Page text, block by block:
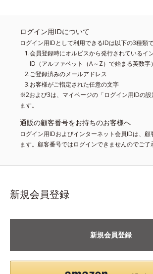
ログイン用IDについて
ログイン用IDとして利用できるIDは以下の3種類で
会員登録時にオルビスから発行されているイ
ID（アルファベット（A～Z）で始まる英数字）
ご登録済みのメールアドレス
お客様がご指定された任意の文字
※2および3は、マイページの「ログイン用IDの設
ます。
通販の顧客番号をお持ちのお客様へ
ログイン用IDおよびインターネット会員IDは、顧
ます。顧客番号ではログインできませんのでご了
新規会員登録
新規会員登録